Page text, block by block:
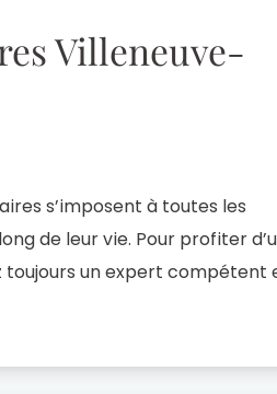
Villeneuve-
s’imposent à toutes les
de leur vie. Pour profiter
un expert compétent
à votre service à […]